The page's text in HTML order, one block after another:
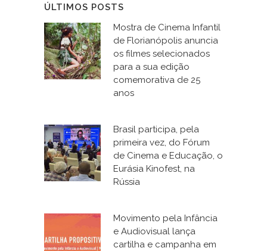
ÚLTIMOS POSTS
Mostra de Cinema Infantil
de Florianópolis anuncia
os filmes selecionados
para a sua edição
comemorativa de 25
anos
Brasil participa, pela
primeira vez, do Fórum
de Cinema e Educação, o
Eurásia Kinofest, na
Rússia
Movimento pela Infância
e Audiovisual lança
cartilha e campanha em